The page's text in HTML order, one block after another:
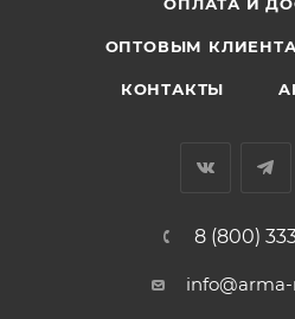
ОПТОВЫМ
КОНТАКТЫ
8 (800)